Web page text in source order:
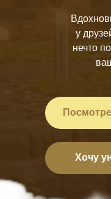
у
нечто
Хочу